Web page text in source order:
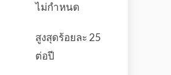
ไม่กำหนด
สูงสุดร้อยละ 25
ต่อปี